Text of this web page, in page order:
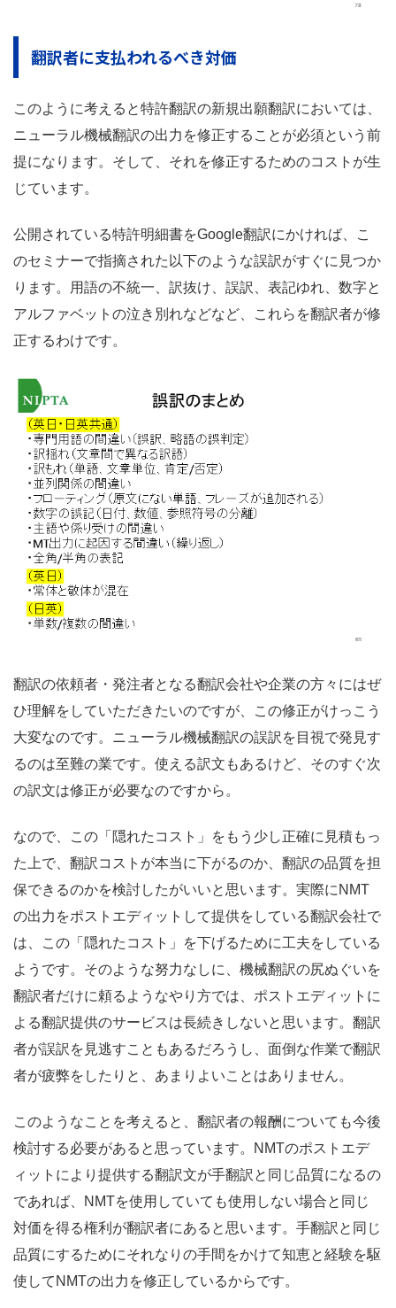
翻訳者に支払われるべき対価
このように考えると特許翻訳の新規出願翻訳においては、
ニューラル機械翻訳の出力を修正することが必須という前
提になります。そして、それを修正するためのコストが生
じています。
公開されている特許明細書をGoogle翻訳にかければ、こ
のセミナーで指摘された以下のような誤訳がすぐに見つか
ります。用語の不統一、訳抜け、誤訳、表記ゆれ、数字と
アルファベットの泣き別れなどなど、これらを翻訳者が修
正するわけです。
翻訳の依頼者・発注者となる翻訳会社や企業の方々にはぜ
ひ理解をしていただきたいのですが、この修正がけっこう
大変なのです。ニューラル機械翻訳の誤訳を目視で発見す
るのは至難の業です。使える訳文もあるけど、そのすぐ次
の訳文は修正が必要なのですから。
なので、この「隠れたコスト」をもう少し正確に見積もっ
た上で、翻訳コストが本当に下がるのか、翻訳の品質を担
保できるのかを検討したがいいと思います。実際にNMT
の出力をポストエディットして提供をしている翻訳会社で
は、この「隠れたコスト」を下げるために工夫をしている
ようです。そのような努力なしに、機械翻訳の尻ぬぐいを
翻訳者だけに頼るようなやり方では、ポストエディットに
よる翻訳提供のサービスは長続きしないと思います。翻訳
者が誤訳を見逃すこともあるだろうし、面倒な作業で翻訳
者が疲弊をしたりと、あまりよいことはありません。
このようなことを考えると、翻訳者の報酬についても今後
検討する必要があると思っています。NMTのポストエデ
ィットにより提供する翻訳文が手翻訳と同じ品質になるの
であれば、NMTを使用していても使用しない場合と同じ
対価を得る権利が翻訳者にあると思います。手翻訳と同じ
品質にするためにそれなりの手間をかけて知恵と経験を駆
使してNMTの出力を修正しているからです。